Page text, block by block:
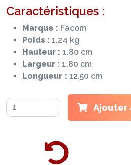
Caractéristiques :
Marque : Facom
Poids : 1.24 kg
Hauteur : 1.80 cm
Largeur : 1.80 cm
Longueur : 12.50 cm
Ajouter